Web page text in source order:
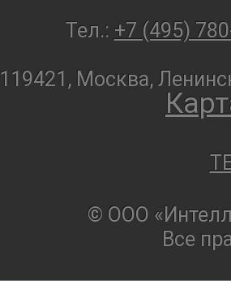
Тел.: +7 (495)
119421, Москва,
© ООО
Все